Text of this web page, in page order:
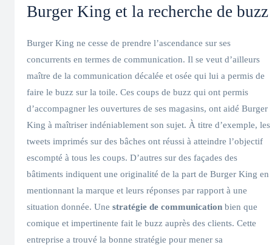
Burger King et la recherche de buzz
Burger King ne cesse de prendre l’ascendance sur ses
concurrents en termes de communication. Il se veut d’ailleurs
maître de la communication décalée et osée qui lui a permis de
faire le buzz sur la toile. Ces coups de buzz qui ont permis
d’accompagner les ouvertures de ses magasins, ont aidé Burger
King à maîtriser indéniablement son sujet. À titre d’exemple, les
tweets imprimés sur des bâches ont réussi à atteindre l’objectif
escompté à tous les coups. D’autres sur des façades des
bâtiments indiquent une originalité de la part de Burger King en
mentionnant la marque et leurs réponses par rapport à une
situation donnée. Une stratégie de communication bien que
comique et impertinente fait le buzz auprès des clients. Cette
entreprise a trouvé la bonne stratégie pour mener sa